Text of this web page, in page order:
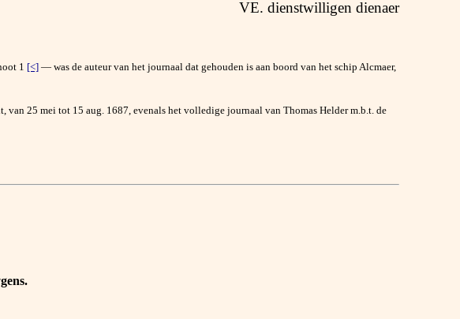
VE. dienstwilligen dienaer
1 [<]— was de auteur van het journaal dat gehouden is aan boord van het schip Alcmaer,
25 mei tot 15 aug. 1687, evenals het volledige journaal van Thomas Helder m.b.t. de